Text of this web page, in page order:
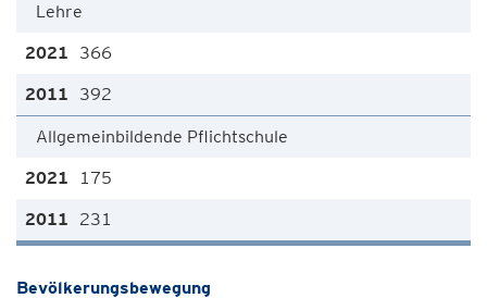
Lehre
366
392
Allgemeinbildende Pflichtschule
175
231
Bevölkerungsbewegung